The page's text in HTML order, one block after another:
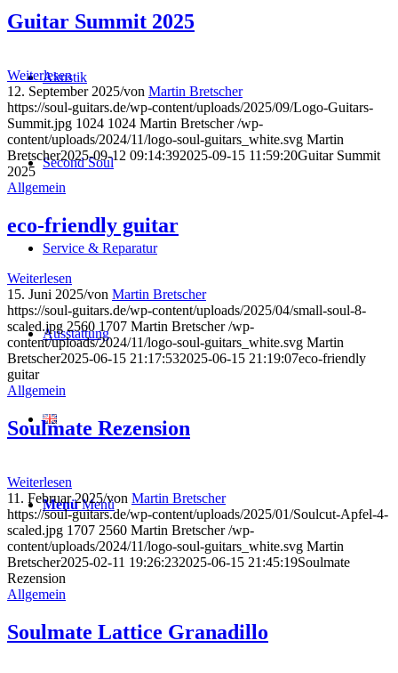
Akustik
Second Soul
Service & Reparatur
Ausstattung
Menü Menü
Guitar Summit 2025
Weiterlesen
12. September 2025/von Martin Bretscher
https://soul-guitars.de/wp-content/uploads/2025/09/Logo-Guitars-
Summit.jpg 1024 1024 Martin Bretscher /wp-
content/uploads/2024/11/logo-soul-guitars_white.svg Martin
Bretscher2025-09-12 09:14:392025-09-15 11:59:20Guitar Summit
2025
Allgemein
eco-friendly guitar
Weiterlesen
15. Juni 2025/von Martin Bretscher
https://soul-guitars.de/wp-content/uploads/2025/04/small-soul-8-
scaled.jpg 2560 1707 Martin Bretscher /wp-
content/uploads/2024/11/logo-soul-guitars_white.svg Martin
Bretscher2025-06-15 21:17:532025-06-15 21:19:07eco-friendly
guitar
Allgemein
Soulmate Rezension
Weiterlesen
11. Februar 2025/von Martin Bretscher
https://soul-guitars.de/wp-content/uploads/2025/01/Soulcut-Apfel-4-
scaled.jpg 1707 2560 Martin Bretscher /wp-
content/uploads/2024/11/logo-soul-guitars_white.svg Martin
Bretscher2025-02-11 19:26:232025-06-15 21:45:19Soulmate
Rezension
Allgemein
Soulmate Lattice Granadillo